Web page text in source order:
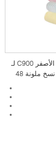
بطاقة إيزو المعتمدة كراتيج ريكو الأصفر C900 لـ
ريكو برو C900 C901 C720 آلة نسخ ملونة 48